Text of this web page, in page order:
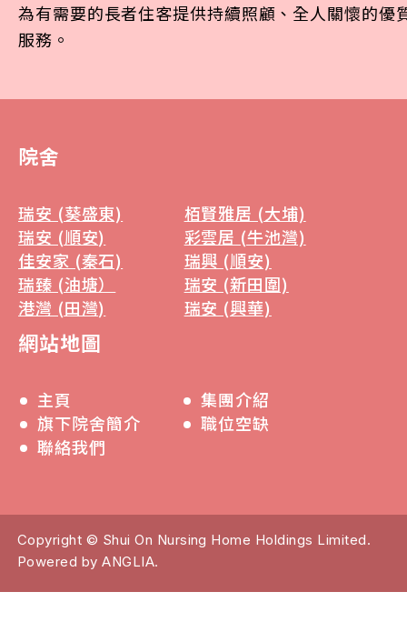
為有需要的長者住客提供持續照顧、全人關懷的優
服務。
院舍
瑞安 (葵盛東)
栢賢雅居 (大埔)
瑞安 (順安)
彩雲居 (牛池灣)
佳安家 (秦石)
瑞興 (順安)
瑞臻 (油塘）
瑞安 (新田圍)
港灣 (田灣)
瑞安 (興華)
網站地圖
主頁
集團介紹
旗下院舍簡介
職位空缺
聯絡我們
Copyright © Shui On Nursing Home Holdings Limited.
Powered byANGLIA.